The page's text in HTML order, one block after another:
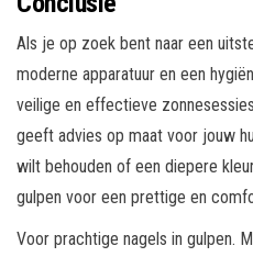
Als je op zoek bent naar een
moderne apparatuur en een
veilige en effectieve
geeft advies op maat voor jouw
wilt behouden of een diepere
gulpen voor een prettige en
Voor prachtige nagels in gulpen.